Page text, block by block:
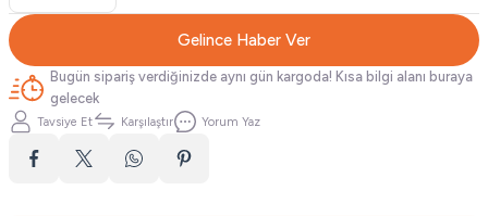
Gelince Haber Ver
Bugün sipariş verdiğinizde aynı gün kargoda! Kısa bilgi alanı buraya
gelecek
Tavsiye Et Karşılaştır Yorum Yaz